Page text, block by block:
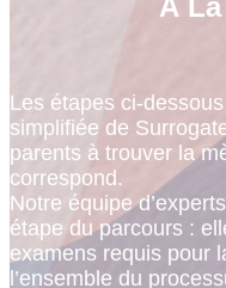
À
Les étapes ci-
simplifiée de
parents à trouver la
correspond.
Notre équipe
étape du parcours :
examens requis pour
l’ensemble du